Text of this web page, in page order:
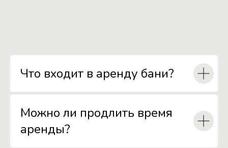
Что входит в аренду бани?
Можно ли продлить время
аренды?